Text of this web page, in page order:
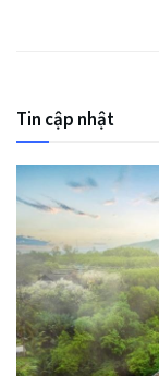
Tin cập nhật